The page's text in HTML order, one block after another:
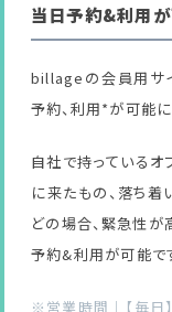
当日予約&利用
billageの会員用サ
予約、利用*が可能に
自社で持っているオ
に来たもの、落ち
どの場合、緊急性
予約&利用が可能で
※営業時間｜【毎日